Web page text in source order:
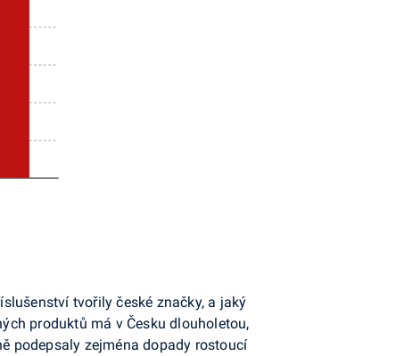
tvořily české značky, a jaký
produktů má v Česku dlouholetou,
podepsaly zejména dopady rostoucí